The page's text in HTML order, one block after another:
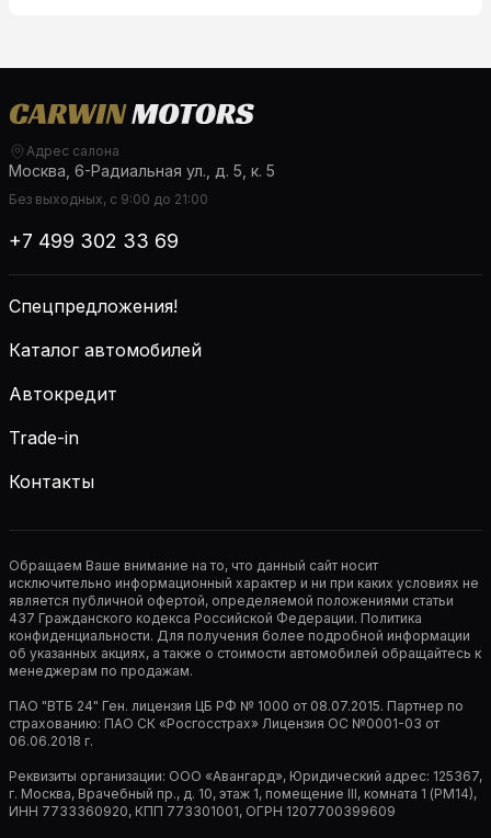
Адрес салона
Москва, 6-Радиальная ул., д. 5, к. 5
Без выходных, с 9:00 до 21:00
+7 499 302 33 69
Спецпредложения!
Каталог автомобилей
Автокредит
Trade-in
Контакты
Обращаем Ваше внимание на то, что данный сайт носит
исключительно информационный характер и ни при каких условиях не
является публичной офертой, определяемой положениями статьи
437 Гражданского кодекса Российской Федерации. Политика
конфиденциальности. Для получения более подробной информации
об указанных акциях, а также о стоимости автомобилей обращайтесь к
менеджерам по продажам.
ПАО "ВТБ 24" Ген. лицензия ЦБ РФ № 1000 от 08.07.2015. Партнер по
страхованию: ПАО СК «Росгосстрах» Лицензия ОС №0001-03 от
06.06.2018 г.
Реквизиты организации: ООО «Авангард», Юридический адрес: 125367,
г. Москва, Врачебный пр., д. 10, этаж 1, помещение III, комната 1 (РМ14),
ИНН 7733360920, КПП 773301001, ОГРН 1207700399609